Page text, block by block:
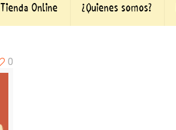
Tienda Online ¿Quienes somos?
0